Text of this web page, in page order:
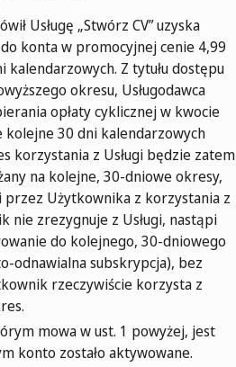
Usługę „Stwórz CV” uzyska
konta w promocyjnej cenie 4,99
kalendarzowych. Z tytułu dostępu
okresu, Usługodawca
opłaty cyklicznej w kwocie
kolejne 30 dni kalendarzowych
korzystania z Usługi będzie zatem
na kolejne, 30-dniowe okresy,
Użytkownika z korzystania z
nie zrezygnuje z Usługi, nastąpi
do kolejnego, 30-dniowego
odnawialna subskrypcja), bez
rzeczywiście korzysta z
mowa w ust. 1 powyżej, jest
konto zostało aktywowane.